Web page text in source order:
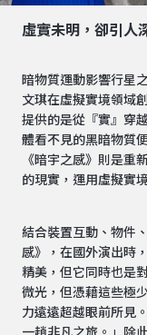
虛實未明，卻引人
暗物質運動影響行星
文琪在虛擬實境領域
提供的是從『實』穿
體看不見的黑暗物質
《暗宇之感》則是重
的現實，運用虛擬實
結合裝置互動、物件
感》，在國外演出時
精美，但它同時也是
微光，但憑藉這些極
力遠遠超越眼前所見